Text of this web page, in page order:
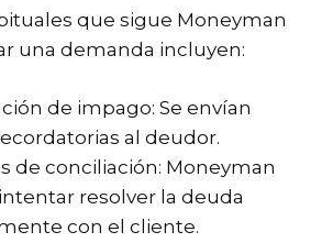
que sigue Moneyman
una demanda incluyen:
de impago: Se envían
al deudor.
de conciliación: Moneyman
resolver la deuda
con el cliente.